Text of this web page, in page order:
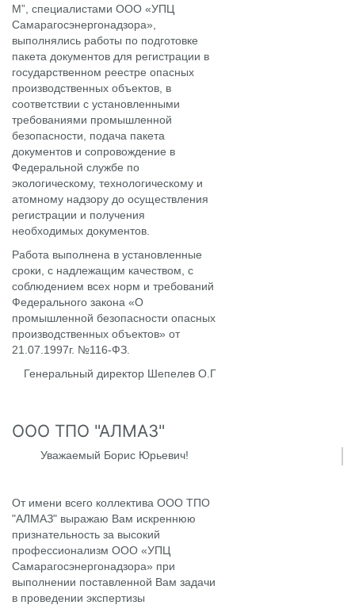
М”, специалистами ООО «УПЦ
Самарагосэнергонадзора»,
выполнялись работы по подготовке
пакета документов для регистрации в
государственном реестре опасных
производственных объектов, в
соответствии с установленными
требованиями промышленной
безопасности, подача пакета
документов и сопровождение в
Федеральной службе по
экологическому, технологическому и
атомному надзору до осуществления
регистрации и получения
необходимых документов.
Работа выполнена в установленные
сроки, с надлежащим качеством, с
соблюдением всех норм и требований
Федерального закона «О
промышленной безопасности опасных
производственных объектов» от
21.07.1997г. №116-ФЗ.
Генеральный директор Шепелев О.Г
ООО ТПО "АЛМАЗ"
Уважаемый Борис Юрьевич!
От имени всего коллектива ООО ТПО
"АЛМАЗ" выражаю Вам искреннюю
признательность за высокий
профессионализм ООО «УПЦ
Самарагосэнергонадзора» при
выполнении поставленной Вам задачи
в проведении экспертизы